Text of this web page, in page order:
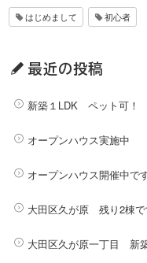
はじめまして 初心者
最近の投稿
新築１LDK ペット可！
オープンハウス実施中
オープンハウス開催中で
大田区久が原 残り2棟で
大田区久が原一丁目 新